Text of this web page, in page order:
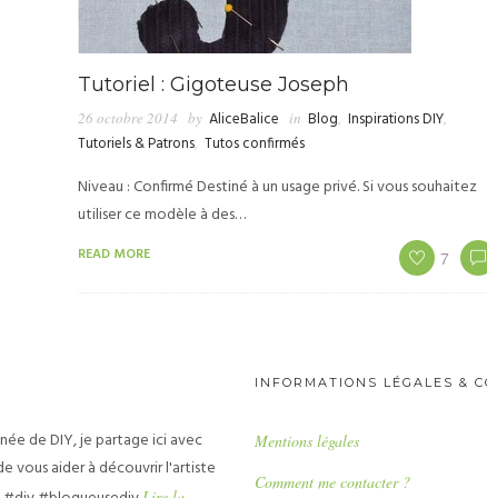
Tutoriel : Gigoteuse Joseph
26 octobre 2014 by AliceBalice in Blog, Inspirations DIY,
Tutoriels & Patrons, Tutos confirmés
Niveau : Confirmé Destiné à un usage privé. Si vous souhaitez
utiliser ce modèle à des…
READ MORE 7
de DIY, je partage ici avec
vous aider à découvrir l'artiste
INFORMATIONS LÉGALES &
Mentions légales
Comment me contacter ?